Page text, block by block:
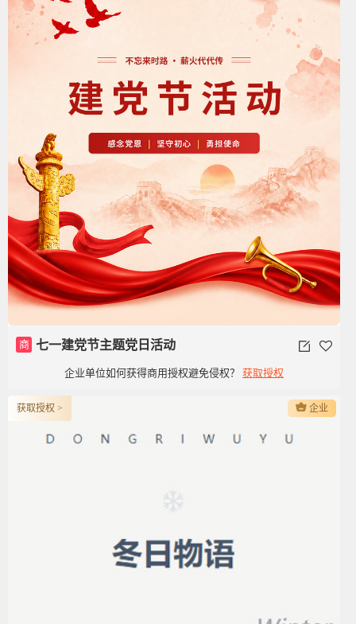
商 七一建党节主题党日活动
企业单位如何获得商用授权避免侵权？ 获取授权
获取授权 > 企业